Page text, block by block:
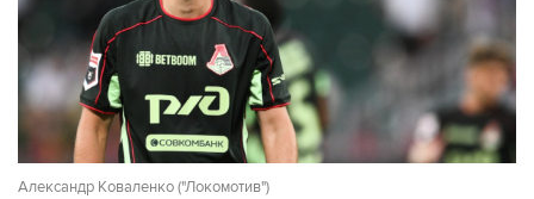
Александр Коваленко ("Локомотив")